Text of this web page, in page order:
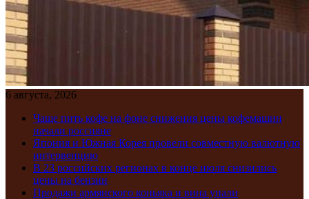
6 августа, 2026
Чаще пить кофе на фоне снижения цены кофемашин
начали россияне
Япония и Южная Корея провели совместную валютную
интервенцию
В 23 российских регионах в конце июля снизились
цены на бензин
Продажи армянского коньяка и вина упали